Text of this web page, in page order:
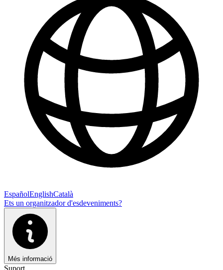
EspañolEnglishCatalà
Ets un organitzador d'esdeveniments?
Més informació
Suport